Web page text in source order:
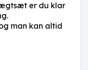
er du klar
man kan altid